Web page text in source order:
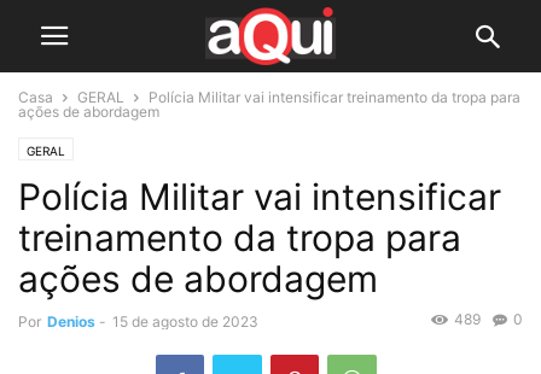
Casa GERAL
Polícia Militar vai intensificar treinamento da tropa para
ações de abordagem
GERAL
Polícia Militar vai intensificar
treinamento da tropa para
ações de abordagem
Por Denios - 15 de agosto de 2023 0
489